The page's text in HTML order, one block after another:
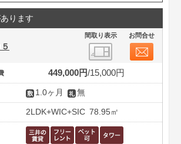
ります
間取り表示 お問合せ
449,000円 15,000円
1.0ヶ月 無
2LDK+WIC+SIC 78.95㎡